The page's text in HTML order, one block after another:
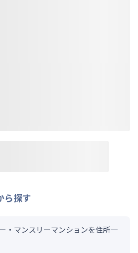
ら探す
・マンスリーマンションを住所一